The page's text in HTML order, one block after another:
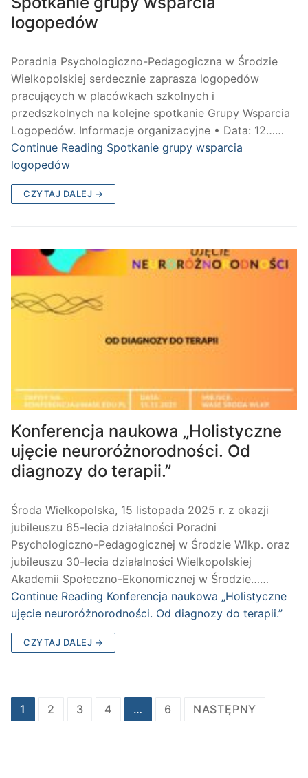
logopedów
Poradnia Psychologiczno-Pedagogiczna w Środzie
Wielkopolskiej serdecznie zaprasza logopedów
pracujących w placówkach szkolnych i
przedszkolnych na kolejne spotkanie Grupy Wsparcia
Logopedów. Informacje organizacyjne • Data: 12……
Continue Reading Spotkanie grupy wsparcia
logopedów
CZYTAJ DALEJ →
Konferencja naukowa „Holistyczne
ujęcie neuroróżnorodności. Od
diagnozy do terapii.”
Środa Wielkopolska, 15 listopada 2025 r. z okazji
jubileuszu 65-lecia działalności Poradni
Psychologiczno-Pedagogicznej w Środzie Wlkp. oraz
jubileuszu 30-lecia działalności Wielkopolskiej
Akademii Społeczno-Ekonomicznej w Środzie……
Continue Reading Konferencja naukowa „Holistyczne
ujęcie neuroróżnorodności. Od diagnozy do terapii.”
CZYTAJ DALEJ →
Stronicowanie
1 2 3 4 … 6 NASTĘPNY